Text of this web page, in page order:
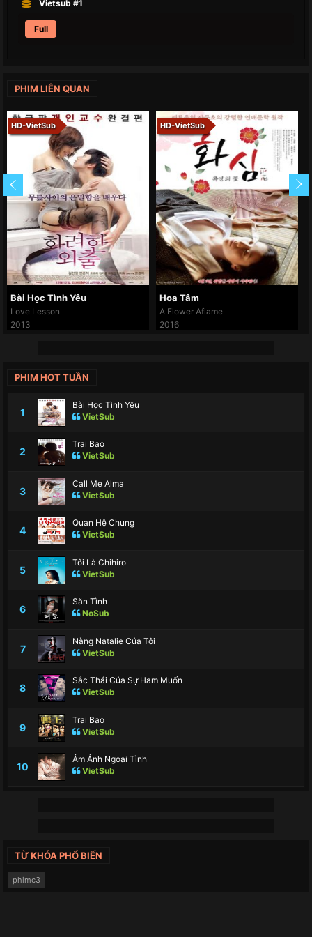
Vietsub #1
Full
PHIM LIÊN QUAN
HD-VietSub
Bài Học Tình Yêu
Love Lesson
2013
HD-VietSub
Hoa Tâm
A Flower Aflame
2016
PHIM HOT TUẦN
1
Bài Học Tình Yêu
VietSub
2
Trai Bao
VietSub
3
Call Me Alma
VietSub
4
Quan Hệ Chung
VietSub
5
Tôi Là Chihiro
VietSub
6
Săn Tình
NoSub
7
Nàng Natalie Của Tôi
VietSub
8
Sắc Thái Của Sự Ham Muốn
VietSub
9
Trai Bao
VietSub
10
Ám Ảnh Ngoại Tình
VietSub
TỪ KHÓA PHỔ BIẾN
phimc3